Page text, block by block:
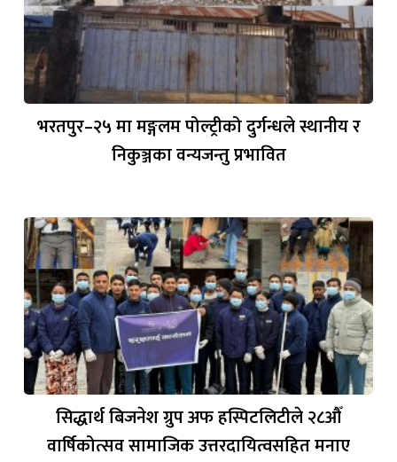
भरतपुर–२५ मा मङ्गलम पोल्ट्रीको दुर्गन्धले स्थानीय र
निकुञ्जका वन्यजन्तु प्रभावित
सिद्धार्थ बिजनेश ग्रुप अफ हस्पिटलिटीले २८औँ
वार्षिकोत्सव सामाजिक उत्तरदायित्वसहित मनाए